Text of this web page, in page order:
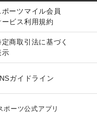
ポーツマイル会員
ービス利用規約
定商取引法に基づく
示
ガイドライン
ポーツ公式アプリ